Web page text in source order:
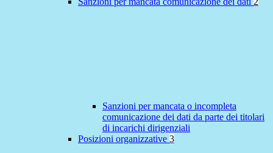
Sanzioni per mancata o incompleta
comunicazione dei dati da parte dei titolari
di incarichi dirigenziali
Posizioni organizzative 3